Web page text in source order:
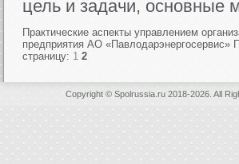
цель и задачи, основные
Практические аспекты управлением
предприятия АО «Павлодарэнергосервис»
страницу: 1 2
Copyright © Spolrussia.ru 2018-2026. All